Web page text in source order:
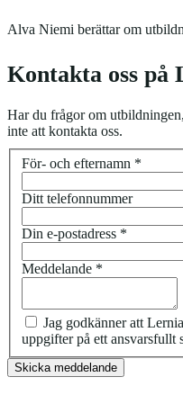
Alva Niemi berättar om
Kontakta oss på
Har du frågor om
inte att kontakta oss.
För- och efternamn *
Ditt telefonnummer
Din e-postadress *
Meddelande *
Jag godkänner att
uppgifter på ett ansvarsfullt